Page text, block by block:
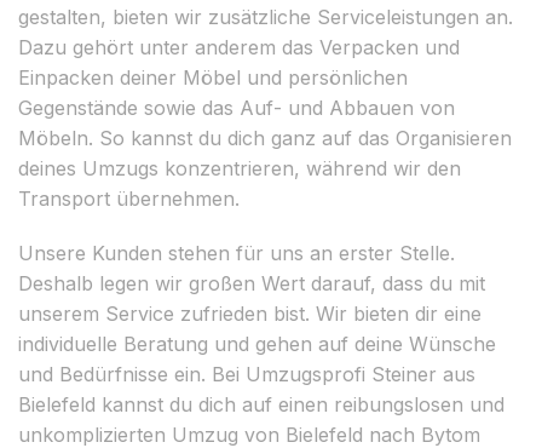
gestalten, bieten wir zusätzliche Serviceleistungen an.
Dazu gehört unter anderem das Verpacken und
Einpacken deiner Möbel und persönlichen
Gegenstände sowie das Auf- und Abbauen von
Möbeln. So kannst du dich ganz auf das Organisieren
deines Umzugs konzentrieren, während wir den
Transport übernehmen.
Unsere Kunden stehen für uns an erster Stelle.
Deshalb legen wir großen Wert darauf, dass du mit
unserem Service zufrieden bist. Wir bieten dir eine
individuelle Beratung und gehen auf deine Wünsche
und Bedürfnisse ein. Bei Umzugsprofi Steiner aus
Bielefeld kannst du dich auf einen reibungslosen und
unkomplizierten Umzug von Bielefeld nach Bytom